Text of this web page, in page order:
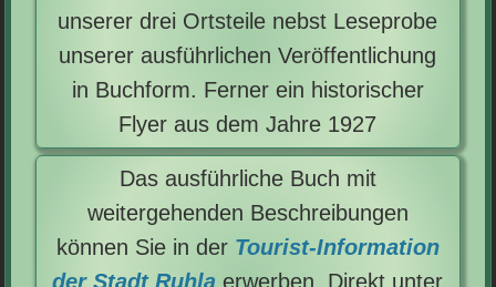
unserer drei Ortsteile nebst Leseprobe
unserer ausführlichen Veröffentlichung
in Buchform. Ferner ein historischer
Flyer aus dem Jahre 1927
Das ausführliche Buch mit
weitergehenden Beschreibungen
können Sie in der Tourist-Information
der Stadt Ruhla erwerben. Direkt unter